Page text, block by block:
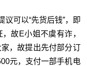
可以“先货后钱”，即
故E小姐不虞有诈，
，故提出先付部分订
元，支付一部手机电